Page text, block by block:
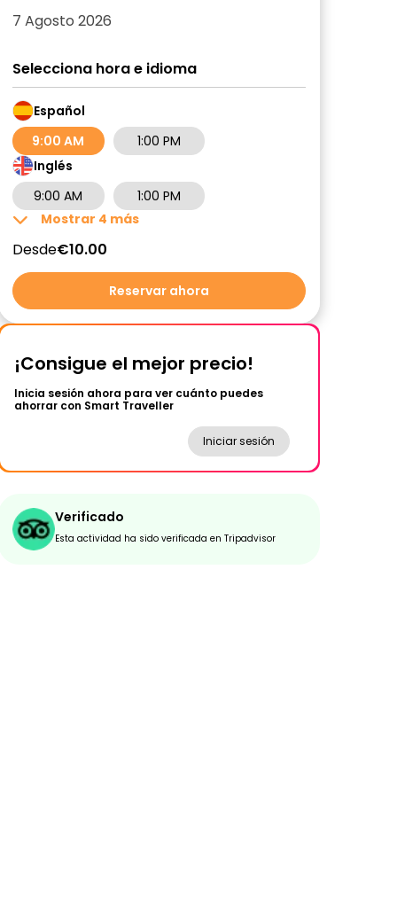
7 Agosto 2026
Selecciona hora e idioma
Español
9:00 AM
1:00 PM
Inglés
9:00 AM
1:00 PM
Mostrar 4 más
Desde€10.00
Reservar ahora
¡Consigue el mejor precio!
Inicia sesión ahora para ver cuánto puedes
ahorrar con Smart Traveller
Iniciar sesión
Verificado
Esta actividad ha sido verificada en Tripadvisor